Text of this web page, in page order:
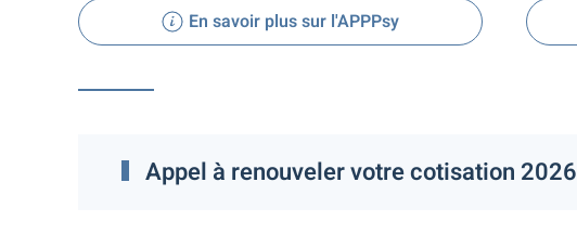
En savoir plus sur l'APPPsy
Appel à renouveler votre cotisation 2026